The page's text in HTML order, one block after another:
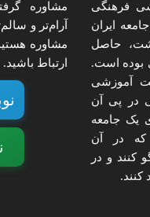
فرهنگی
ایران
حاصل
بوده است.
آموزشی
در پی آن
یک جامعه
که در آن
کنند و در
مشاوره
آرام‌تر و
مشاوره
ارتباط باشید.